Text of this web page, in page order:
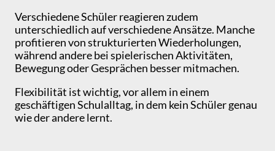
Verschiedene Schüler reagieren zudem
unterschiedlich auf verschiedene Ansätze. Manche
profitieren von strukturierten Wiederholungen,
während andere bei spielerischen Aktivitäten,
Bewegung oder Gesprächen besser mitmachen.
Flexibilität ist wichtig, vor allem in einem
geschäftigen Schulalltag, in dem kein Schüler genau
wie der andere lernt.